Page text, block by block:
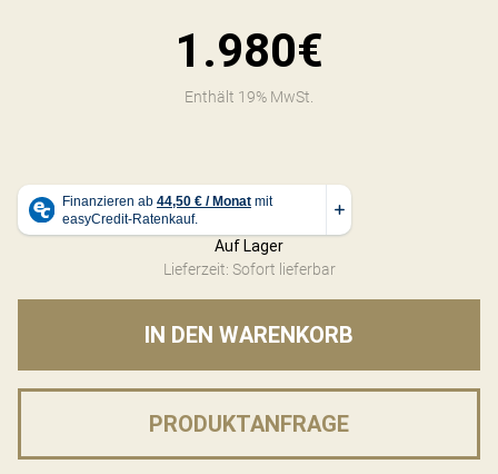
1.980€
Enthält 19% MwSt.
Auf Lager
Lieferzeit: Sofort lieferbar
IN DEN WARENKORB
PRODUKTANFRAGE